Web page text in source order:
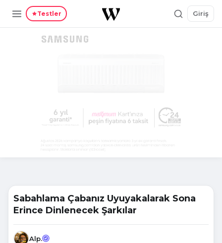
Testler Giriş
Sabahlama Çabanız Uyuyakalarak Sona
Erince Dinlenecek Şarkılar
Alp.